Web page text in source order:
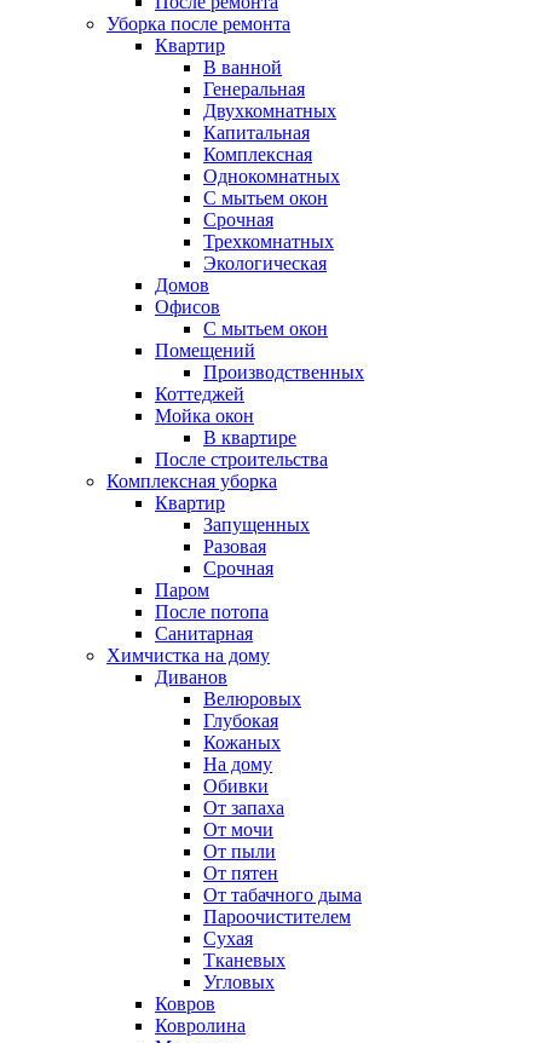
Уборка после ремонта
Квартир
В ванной
Генеральная
Двухкомнатных
Капитальная
Комплексная
Однокомнатных
С мытьем окон
Срочная
Трехкомнатных
Экологическая
Домов
Офисов
С мытьем окон
Помещений
Производственных
Коттеджей
Мойка окон
В квартире
После строительства
Комплексная уборка
Квартир
Запущенных
Разовая
Срочная
Паром
После потопа
Санитарная
Химчистка на дому
Диванов
Велюровых
Глубокая
Кожаных
На дому
Обивки
От запаха
От мочи
От пыли
От пятен
От табачного дыма
Пароочистителем
Сухая
Тканевых
Угловых
Ковров
Ковролина